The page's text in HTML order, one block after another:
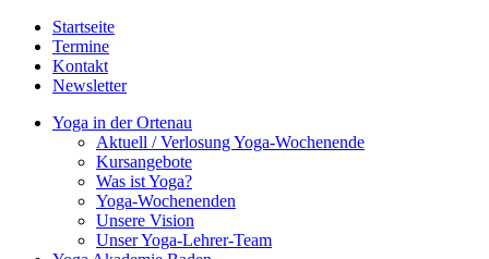
Startseite
Termine
Kontakt
Newsletter
Yoga in der Ortenau
Aktuell / Verlosung Yoga-Wochenende
Kursangebote
Was ist Yoga?
Yoga-Wochenenden
Unsere Vision
Unser Yoga-Lehrer-Team